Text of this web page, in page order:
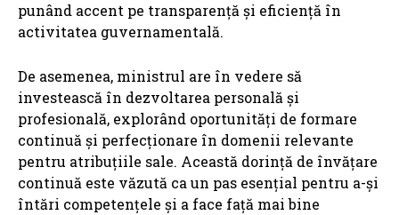
punând accent pe transparență și eficiență în
activitatea guvernamentală.
De asemenea, ministrul are în vedere să
investească în dezvoltarea personală și
profesională, explorând oportunități de formare
continuă și perfecționare în domenii relevante
pentru atribuțiile sale. Această dorință de învățare
continuă este văzută ca un pas esențial pentru a-și
întări competențele și a face față mai bine